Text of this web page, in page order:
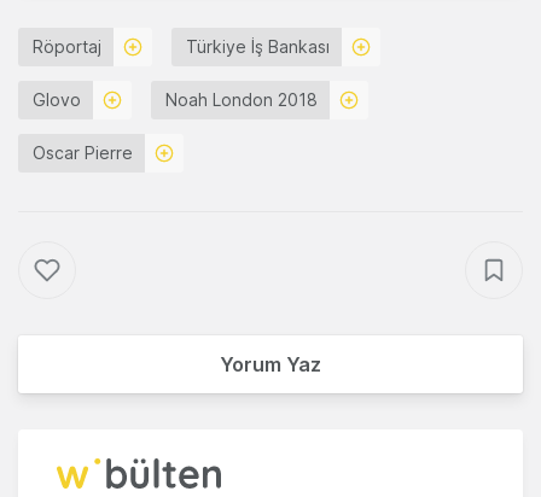
Röportaj Türkiye İş Bankası
Glovo Noah London 2018
Oscar Pierre
Yorum Yaz